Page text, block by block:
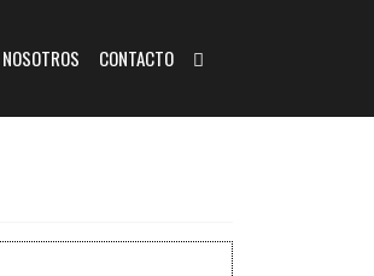
NOSOTROS CONTACTO